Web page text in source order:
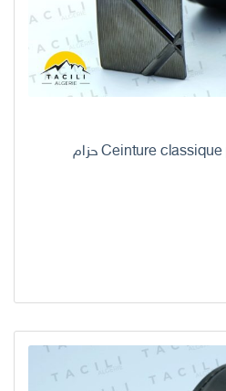
Ceinture classique pour homme noir C08N حزام